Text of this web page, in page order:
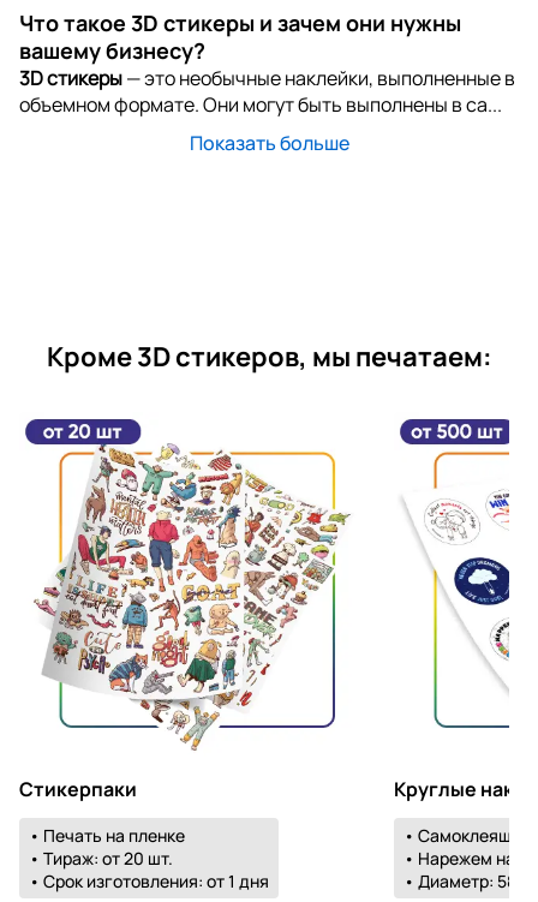
Что такое 3D стикеры и зачем они нужны
вашему бизнесу?
3D стикеры— это необычные наклейки, выполненные в
объемном формате. Они могут быть выполнены в са...
Показать больше
Кроме 3D стикеров, мы печатаем:
Стикерпаки
• Печать на пленке
• Тираж: от 20 шт.
• Срок изготовления: от 1 дня
Круглые
•
• Нарежем на
• Диаметр: 58-